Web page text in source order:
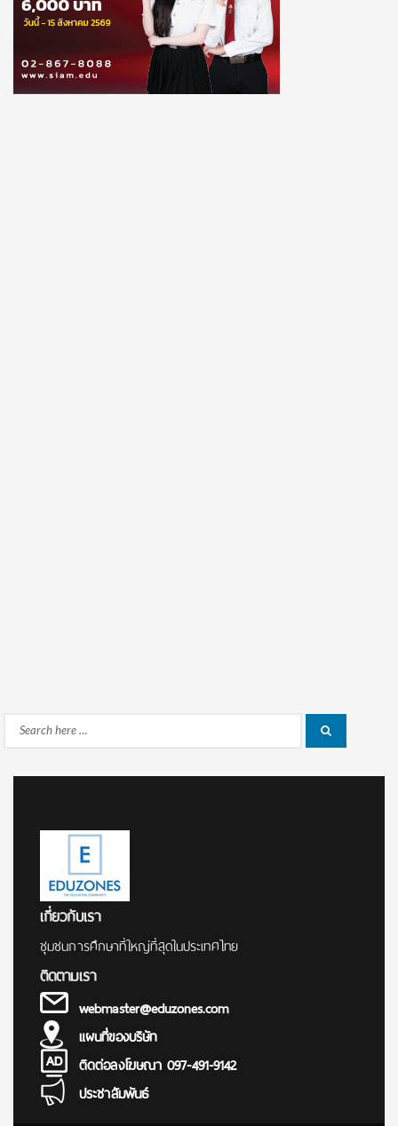
Search
เกี่ยวกับเรา
ชุมชนการศึกษาที่ใหญ่ที่สุดในประเทศไทย
ติดตามเรา
webmaster@eduzones.com
แผนที่ของบริษัท
ติดต่อลงโฆษณา 097-491-9142
ประชาสัมพันธ์